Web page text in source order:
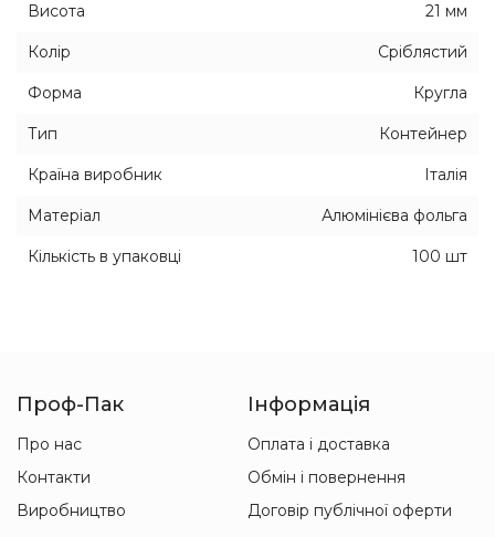
Висота 21 мм
Колір Сріблястий
Форма Кругла
Тип Контейнер
Країна виробник Італія
Матеріал Алюмінієва фольга
Кількість в упаковці 100 шт
Проф-Пак
Про нас
Контакти
Виробництво
Інформація
Оплата і доставка
Обмін і повернення
Договір публічної оферти